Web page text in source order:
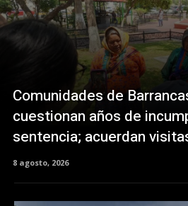
Comunidades de
cuestionan años de
sentencia; acuerdan
8 agosto, 2026